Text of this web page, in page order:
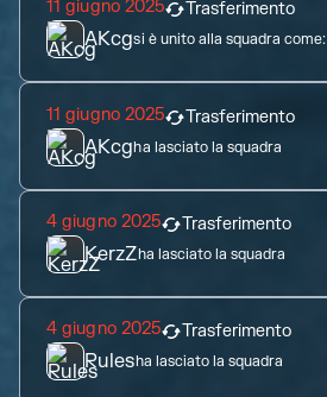
11 giugno 2025 Trasferimento
AKcgsi è unito alla squadra come:
11 giugno 2025 Trasferimento
AKcgha lasciato la squadra
4 giugno 2025 Trasferimento
KerzZha lasciato la squadra
4 giugno 2025 Trasferimento
Rulesha lasciato la squadra